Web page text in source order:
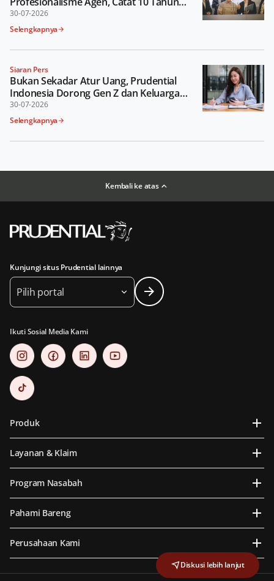
Berturut-turut sebagai Perusahaan
dengan Jumlah MDRT Terbanyak di
30-07-2026
Selengkapnya
Siaran Pers
Bukan Sekadar Atur Uang, Prudential
Indonesia Dorong Gen Z dan Keluarga
Lebih Cermat Tentukan Prioritas Keuangan
30-07-2026
Selengkapnya
Diskusi lebih lanjut
Kembali ke atas
Kunjungi situs Prudential lainnya
Pilih portal
Ikuti Sosial Media Kami
Produk
Layanan & Klaim
Program Nasabah
Pahami Bareng
Perusahaan Kami